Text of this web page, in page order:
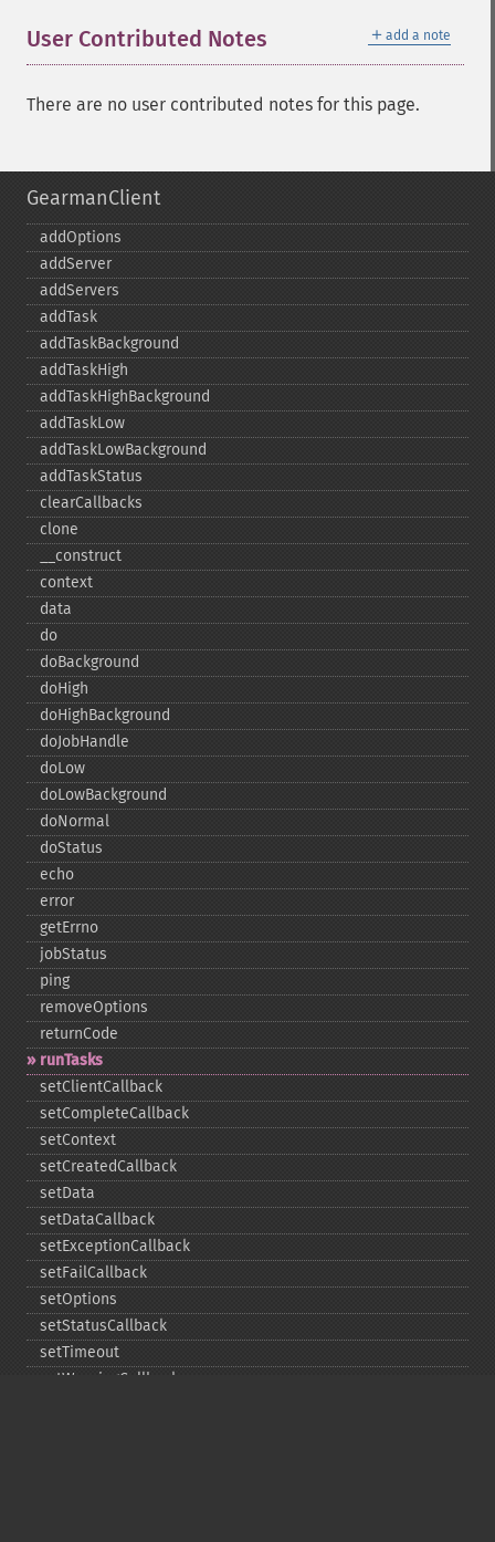
＋ add a note
User Contributed Notes
There are no user contributed notes for this page.
GearmanClient
addOptions
addServer
addServers
addTask
addTaskBackground
addTaskHigh
addTaskHighBackground
addTaskLow
addTaskLowBackground
addTaskStatus
clearCallbacks
clone
_​_​construct
context
data
do
doBackground
doHigh
doHighBackground
doJobHandle
doLow
doLowBackground
doNormal
doStatus
echo
error
getErrno
jobStatus
ping
removeOptions
returnCode
runTasks
setClientCallback
setCompleteCallback
setContext
setCreatedCallback
setData
setDataCallback
setExceptionCallback
setFailCallback
setOptions
setStatusCallback
setTimeout
setWarningCallback